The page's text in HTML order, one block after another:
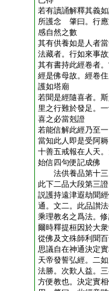
若有讀誦解釋其義
所護念 肇曰。行應
感自然之數
其有供養如是人者
法藏者。行如來事
其有書持此經卷者
經是佛母故。經卷
護如塔廟
若聞是經隨喜者。
里之行難於發足。
喜之必當剋證
若能信解此經乃至
當知此人即是受阿
十善五戒報在人天
始信四句便記成佛
法供養品第十三
此下二品大段第三
説護持遠津遐劫聞
通。文二。此品讃
乘理教名之爲法。
爾時釋提桓因於大
從佛及文殊師利聞
思議自在神通決定
天帝發誓弘經。二
法勝。次歎人益。
方便教也。決定實